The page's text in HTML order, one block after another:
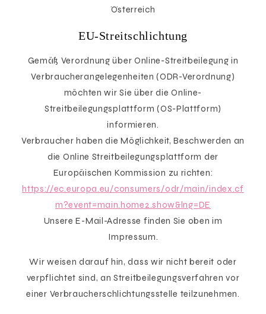
Österreich
EU-Streitschlichtung
Gemäß Verordnung über Online-Streitbeilegung in
Verbraucherangelegenheiten (ODR-Verordnung)
möchten wir Sie über die Online-
Streitbeilegungsplattform (OS-Plattform)
informieren.
Verbraucher haben die Möglichkeit, Beschwerden an
die Online Streitbeilegungsplattform der
Europäischen Kommission zu richten:
https://ec.europa.eu/consumers/odr/main/index.cf
m?event=main.home2.show&lng=DE
Unsere E-Mail-Adresse finden Sie oben im
Impressum.
Wir weisen darauf hin, dass wir nicht bereit oder
verpflichtet sind, an Streitbeilegungsverfahren vor
einer Verbraucherschlichtungsstelle teilzunehmen.